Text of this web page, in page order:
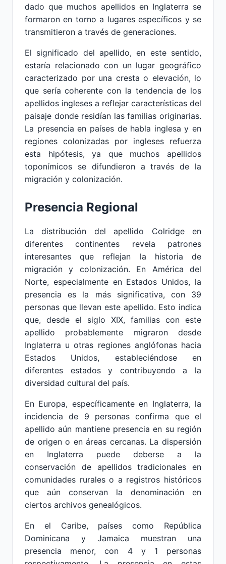
dado que muchos apellidos en Inglaterra se
formaron en torno a lugares específicos y se
transmitieron a través de generaciones.
El significado del apellido, en este sentido,
estaría relacionado con un lugar geográfico
caracterizado por una cresta o elevación, lo
que sería coherente con la tendencia de los
apellidos ingleses a reflejar características del
paisaje donde residían las familias originarias.
La presencia en países de habla inglesa y en
regiones colonizadas por ingleses refuerza
esta hipótesis, ya que muchos apellidos
toponímicos se difundieron a través de la
migración y colonización.
Presencia Regional
La distribución del apellido Colridge en
diferentes continentes revela patrones
interesantes que reflejan la historia de
migración y colonización. En América del
Norte, especialmente en Estados Unidos, la
presencia es la más significativa, con 39
personas que llevan este apellido. Esto indica
que, desde el siglo XIX, familias con este
apellido probablemente migraron desde
Inglaterra u otras regiones anglófonas hacia
Estados Unidos, estableciéndose en
diferentes estados y contribuyendo a la
diversidad cultural del país.
En Europa, específicamente en Inglaterra, la
incidencia de 9 personas confirma que el
apellido aún mantiene presencia en su región
de origen o en áreas cercanas. La dispersión
en Inglaterra puede deberse a la
conservación de apellidos tradicionales en
comunidades rurales o a registros históricos
que aún conservan la denominación en
ciertos archivos genealógicos.
En el Caribe, países como República
Dominicana y Jamaica muestran una
presencia menor, con 4 y 1 personas